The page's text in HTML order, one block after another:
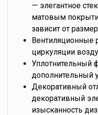
— элегантное
матовым
зависит от
Вентиляционные
циркуляции
Уплотнительный
дополнительный
Декоративный
декоративный
изысканность